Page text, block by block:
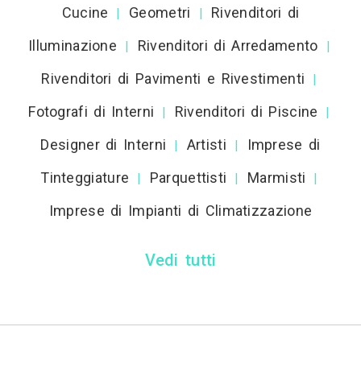
Cucine
| Geometri |
Rivenditori di
Illuminazione
| Rivenditori di Arredamento |
Rivenditori di Pavimenti e Rivestimenti |
Fotografi di Interni | Rivenditori di Piscine |
Designer di Interni | Artisti |
Imprese di
Tinteggiature
| Parquettisti | Marmisti |
Imprese di Impianti di Climatizzazione
Vedi tutti